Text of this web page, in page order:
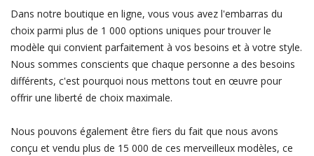
Dans notre boutique en ligne, vous vous avez l'embarras du
choix parmi plus de 1 000 options uniques pour trouver le
modèle qui convient parfaitement à vos besoins et à votre style.
Nous sommes conscients que chaque personne a des besoins
différents, c'est pourquoi nous mettons tout en œuvre pour
offrir une liberté de choix maximale.
Nous pouvons également être fiers du fait que nous avons
conçu et vendu plus de 15 000 de ces merveilleux modèles, ce